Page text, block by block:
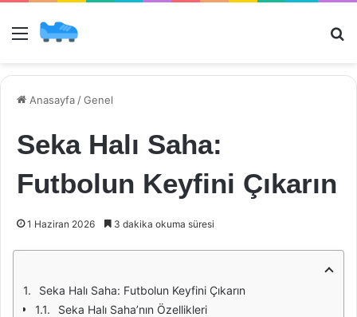
Menü
Anasayfa /Genel
Seka Halı Saha:
Futbolun Keyfini Çıkarın
1 Haziran 2026 3 dakika okuma süresi
Seka Halı Saha: Futbolun Keyfini Çıkarın
Seka Halı Saha’nın Özellikleri